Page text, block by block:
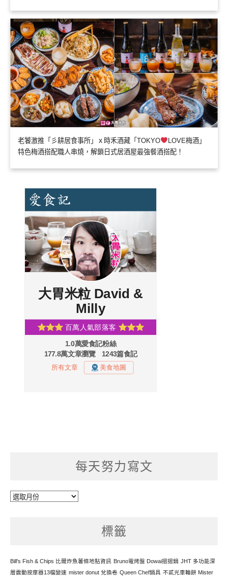
老饕激推「彡耕居食事所」ｘ時禾酒藏「TOKYO
LOVE梅酒」
特色梅酒搭配職人串燒，解鎖日式居酒屋最強餐酒搭配！
每天努力寫文
每
標籤
Bill's Fish & Chips 比爾炸魚薯條地點資訊 Bruno電烤盤 Dowai摺摺鍋 JHT 多功能深
層震動按摩器13檔變速 mister donut 兌換卷 Queen Chef鍋具 不貳光車輪餅 Mister